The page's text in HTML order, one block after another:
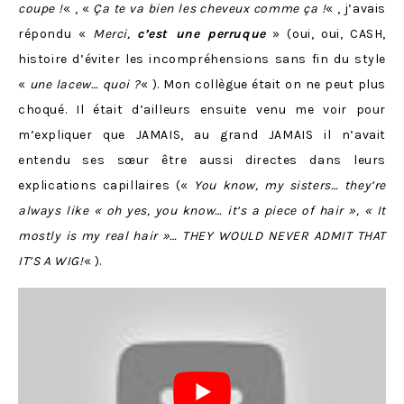
coupe !« , « Ça te va bien les cheveux comme ça !« , j’avais
répondu « Merci, c’est une perruque» (oui, oui, CASH,
histoire d’éviter les incompréhensions sans fin du style
« une lacew… quoi ?« ). Mon collègue était on ne peut plus
choqué. Il était d’ailleurs ensuite venu me voir pour
m’expliquer que JAMAIS, au grand JAMAIS il n’avait
entendu ses sœur être aussi directes dans leurs
explications capillaires (« You know, my sisters… they’re
always like « oh yes, you know… it’s a piece of hair », « It
mostly is my real hair »… THEY WOULD NEVER ADMIT THAT
IT’S A WIG!« ).